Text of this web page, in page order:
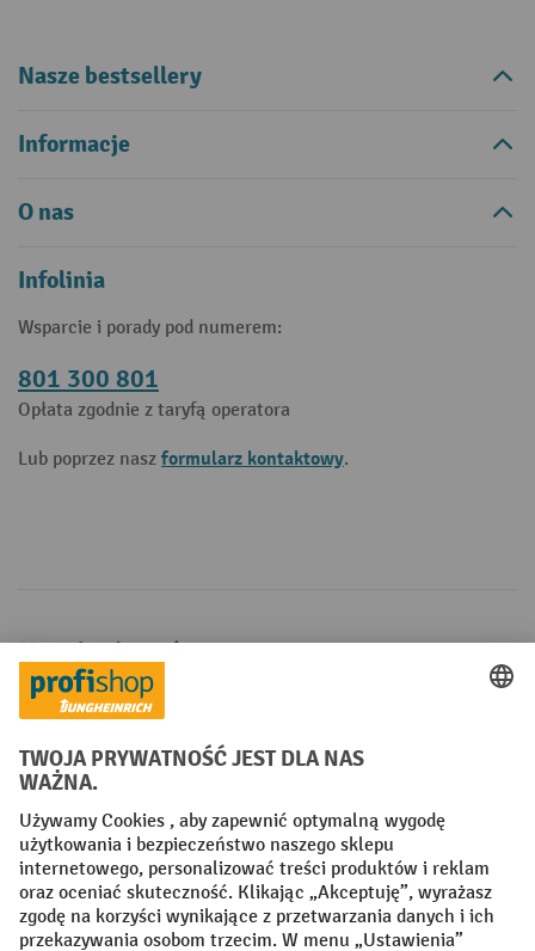
Nasze bestsellery
Informacje
O nas
Infolinia
Wsparcie i porady pod numerem:
801 300 801
Opłata zgodnie z taryfą operatora
Lub poprzez nasz formularz kontaktowy.
Metody płatności
Creditcard (Master)Creditcard (Visa)
Factura Przedpłata
Sieci społecznościowe
Facebook
YouTube
LinkedIn
Instagram